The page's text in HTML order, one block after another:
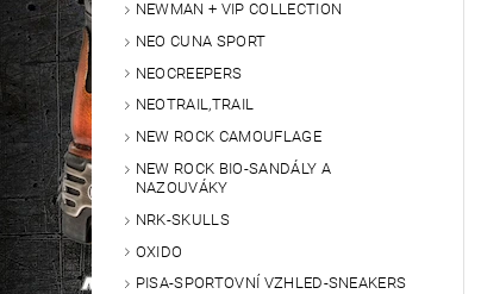
NEWMAN + VIP COLLECTION
NEO CUNA SPORT
NEOCREEPERS
NEOTRAIL,TRAIL
NEW ROCK CAMOUFLAGE
NEW ROCK BIO-SANDÁLY A
NAZOUVÁKY
NRK-SKULLS
OXIDO
PISA-SPORTOVNÍ VZHLED-SNEAKERS